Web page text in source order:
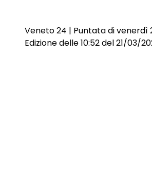
Veneto 24 | Puntata di venerdì
Edizione delle 10:52 del 21/03/